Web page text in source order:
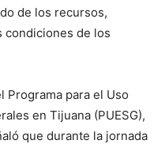
de los recursos,
condiciones de los
Programa para el Uso
en Tijuana (PUESG),
que durante la jornada